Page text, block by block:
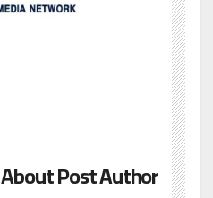
About Post Author